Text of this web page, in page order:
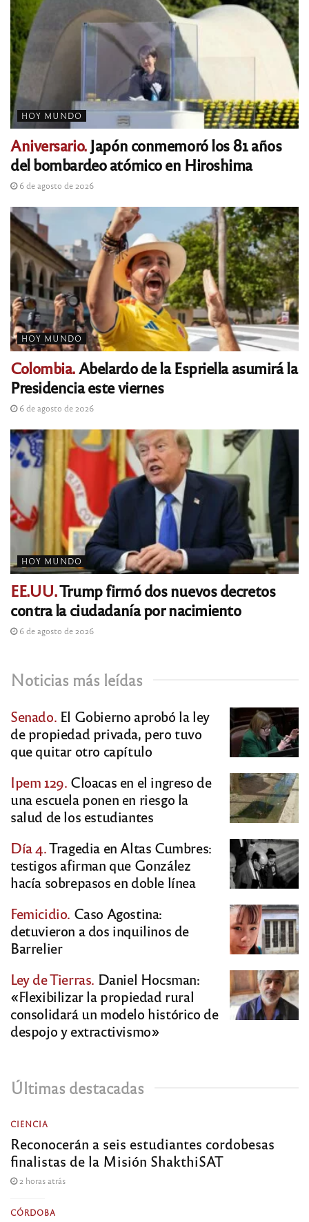
HOY MUNDO
Aniversario.Japón conmemoró los 81 años
del bombardeo atómico en Hiroshima
6 de agosto de 2026
HOY MUNDO
Colombia.Abelardo de la Espriella asumirá la
Presidencia este viernes
6 de agosto de 2026
HOY MUNDO
EE.UU.Trump firmó dos nuevos decretos
contra la ciudadanía por nacimiento
6 de agosto de 2026
Noticias más leídas
Senado. El Gobierno aprobó la ley
de propiedad privada, pero tuvo
que quitar otro capítulo
Ipem 129. Cloacas en el ingreso de
una escuela ponen en riesgo la
salud de los estudiantes
Día 4.Tragedia en Altas Cumbres:
testigos afirman que González
hacía sobrepasos en doble línea
Femicidio. Caso Agostina:
detuvieron a dos inquilinos de
Barrelier
Ley de Tierras. Daniel Hocsman:
«Flexibilizar la propiedad rural
consolidará un modelo histórico de
despojo y extractivismo»
Últimas destacadas
CIENCIA
Reconocerán a seis estudiantes cordobesas
finalistas de la Misión ShakthiSAT
2 horas atrás
CÓRDOBA